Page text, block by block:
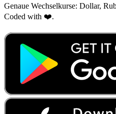
Genaue Wechselkurse: Dollar,
Coded with ❤️.